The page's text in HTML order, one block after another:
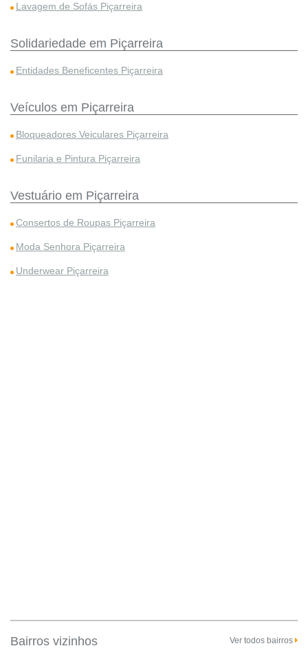
Lavagem de Sofás Piçarreira
Solidariedade em Piçarreira
Entidades Beneficentes Piçarreira
Veículos em Piçarreira
Bloqueadores Veiculares Piçarreira
Funilaria e Pintura Piçarreira
Vestuário em Piçarreira
Consertos de Roupas Piçarreira
Moda Senhora Piçarreira
Underwear Piçarreira
Bairros vizinhos Ver todos bairros